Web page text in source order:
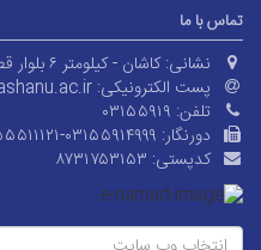
تماس با ما
نشانی: کاشان - کیلومتر ۶ بلوار قطب راوندی
پست الکترونیکی:
تلفن: ۰۳۱۵۵۹۱۹
دورنگار: ۰۳۱۵۵۵۱۱۱۲۱-
کدپستی: ۸۷۳۱۷۵۳۱۵۳